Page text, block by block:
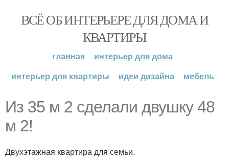
ВСЁ ОБ ИНТЕРЬЕРЕ ДЛЯ ДОМА И
КВАРТИРЫ
главная
интерьер для дома
интерьер для квартиры
идеи дизайна мебель
Из 35 м 2 сделали двушку 48
м 2!
Двухэтажная квартира для семьи.